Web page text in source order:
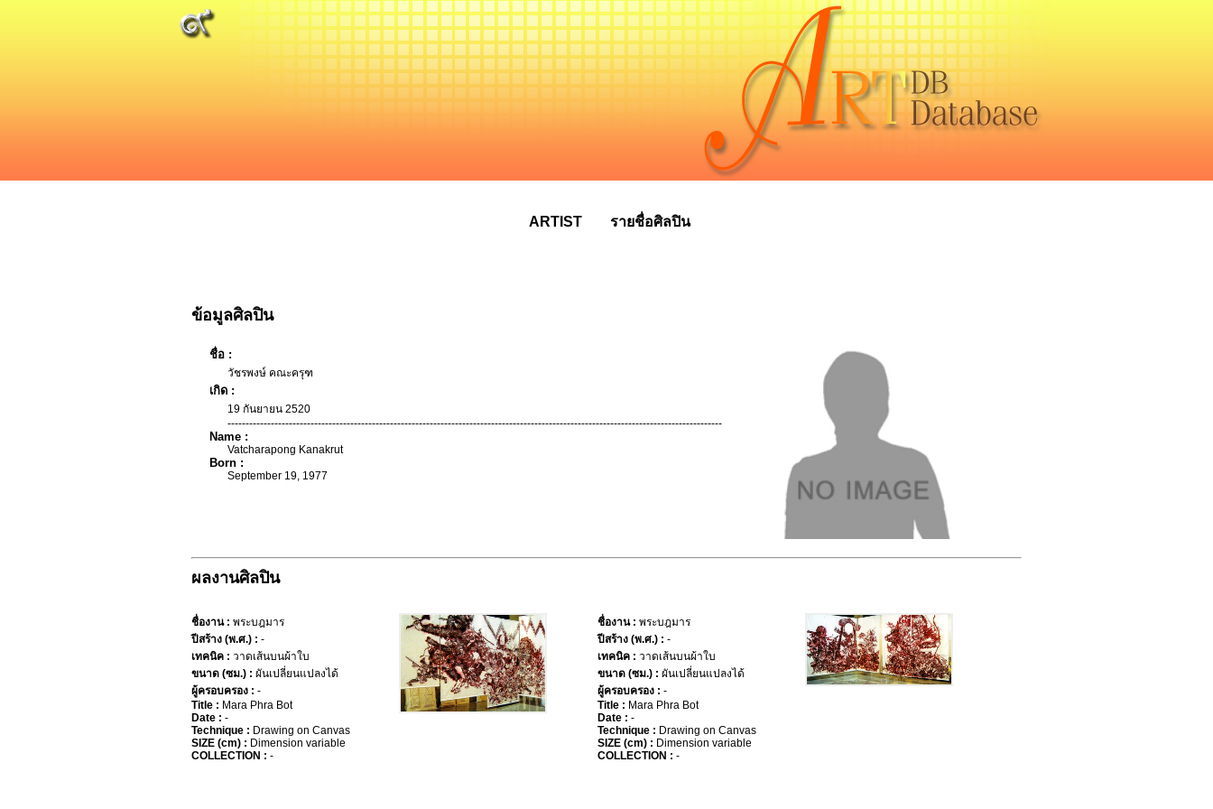
ARTIST รายชื่อศิลปิน
ข้อมูลศิลปิน
ชื่อ :
วัชรพงษ์ คณะครุฑ
เกิด :
19 กันยายน 2520
-----------------------------------------------------------------------------------------------------------------------------------------
Name :
Vatcharapong Kanakrut
Born :
September 19, 1977
ผลงานศิลปิน
ชื่องาน : พระบฎมาร
ปีสร้าง (พ.ศ.) : -
เทคนิค : วาดเส้นบนผ้าใบ
ขนาด (ซม.) : ผันเปลี่ยนแปลงได้
ผู้ครอบครอง : -
Title : Mara Phra Bot
Date : -
Technique : Drawing on Canvas
SIZE (cm) : Dimension variable
COLLECTION : -
ชื่องาน : พระบฎมาร
ปีสร้าง (พ.ศ.) : -
เทคนิค : วาดเส้นบนผ้าใบ
ขนาด (ซม.) : ผันเปลี่ยนแปลงได้
ผู้ครอบครอง : -
Title : Mara Phra Bot
Date : -
Technique : Drawing on Canvas
SIZE (cm) : Dimension variable
COLLECTION : -